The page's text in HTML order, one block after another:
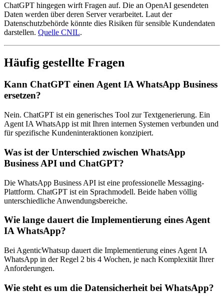
ChatGPT hingegen wirft Fragen auf. Die an OpenAI gesendeten
Daten werden über deren Server verarbeitet. Laut der
Datenschutzbehörde könnte dies Risiken für sensible Kundendaten
darstellen. Quelle CNIL.
Häufig gestellte Fragen
Kann ChatGPT einen Agent IA WhatsApp Business
ersetzen?
Nein. ChatGPT ist ein generisches Tool zur Textgenerierung. Ein
Agent IA WhatsApp ist mit Ihren internen Systemen verbunden und
für spezifische Kundeninteraktionen konzipiert.
Was ist der Unterschied zwischen WhatsApp
Business API und ChatGPT?
Die WhatsApp Business API ist eine professionelle Messaging-
Plattform. ChatGPT ist ein Sprachmodell. Beide haben völlig
unterschiedliche Anwendungsbereiche.
Wie lange dauert die Implementierung eines Agent
IA WhatsApp?
Bei AgenticWhatsup dauert die Implementierung eines Agent IA
WhatsApp in der Regel 2 bis 4 Wochen, je nach Komplexität Ihrer
Anforderungen.
Wie steht es um die Datensicherheit bei WhatsApp?